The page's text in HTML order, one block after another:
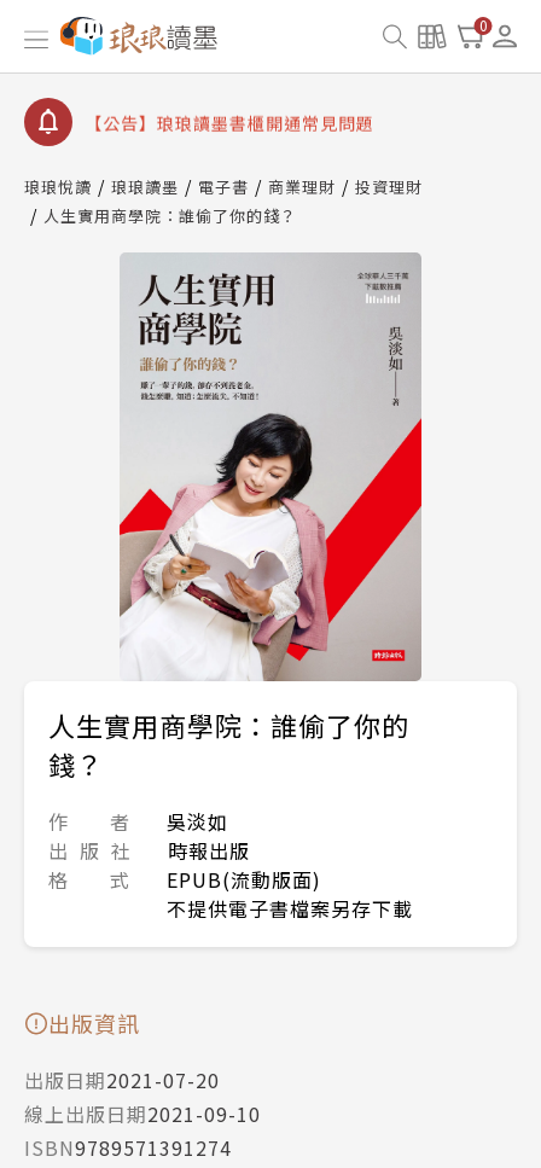
0
【公告】因 Readmoo 讀墨系統維護中，本站同步暫
停部分閱讀服務
【公告】琅琅讀墨數位閱讀資產合併與書櫃開通申請
【公告】琅琅讀墨書櫃開通常見問題
請圖文教學
【公告】琅琅書店服務升級重要說明及資產合併結果
查詢
【公告】因 Readmoo 讀墨系統維護中，本站同步暫
停部分閱讀服務
琅琅悅讀 琅琅讀墨 電子書 商業理財
投資理財
人生實用商學院：誰偷了你的錢？
人生實用商學院：誰偷了你的
錢？
作 者
吳淡如
出 版 社
時報出版
格 式
EPUB(流動版面)
不提供電子書檔案另存下載
出版資訊
出版日期2021-07-20
線上出版日期2021-09-10
ISBN9789571391274